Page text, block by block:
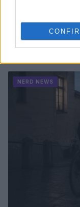
Pieve Comics
sull’evento nerd
NERD NEWS